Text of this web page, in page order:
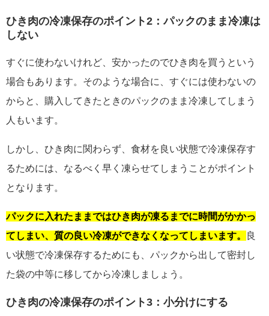
ひき肉の冷凍保存のポイント2：パックのまま冷凍は
しない
すぐに使わないけれど、安かったのでひき肉を買うという
場合もあります。そのような場合に、すぐには使わないの
からと、購入してきたときのパックのまま冷凍してしまう
人もいます。
しかし、ひき肉に関わらず、食材を良い状態で冷凍保存す
るためには、なるべく早く凍らせてしまうことがポイント
となります。
パックに入れたままではひき肉が凍るまでに時間がかかっ
てしまい、質の良い冷凍ができなくなってしまいます。
良
い状態で冷凍保存するためにも、パックから出して密封し
た袋の中等に移してから冷凍しましょう。
ひき肉の冷凍保存のポイント3：小分けにする